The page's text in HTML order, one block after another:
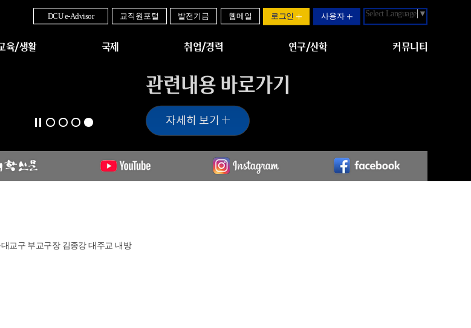
DCU e-Advisor 교직원포털 발전기금 웹메일 로그인 사용자 Select Language ▼
육/생활 국제 취업/경력 연구/산학 커뮤니티
관련내용 바로가기
자세히 보기